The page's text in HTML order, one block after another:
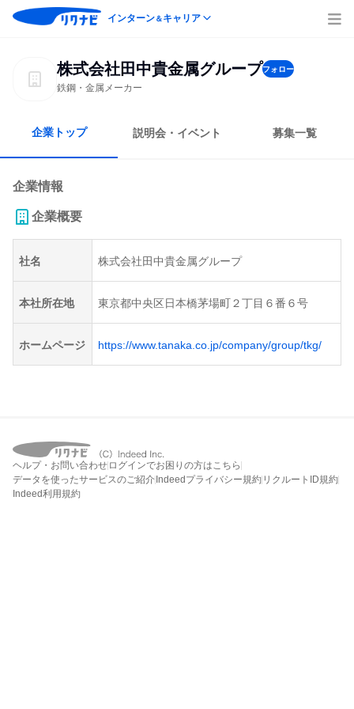
インターン＆キャリア
株式会社田中貴金属グループフォロー
鉄鋼・金属メーカー
企業トップ 説明会・イベント 募集一覧
企業情報
企業概要
社名 株式会社田中貴金属グループ
本社所在地 東京都中央区日本橋茅場町２丁目６番６号
ホームページ https://www.tanaka.co.jp/company/group/tkg/
ヘルプ・お問い合わせ ログインでお困りの方はこちら
データを使ったサービスのご紹介 Indeedプライバシー規約 リクルートID規約
Indeed利用規約